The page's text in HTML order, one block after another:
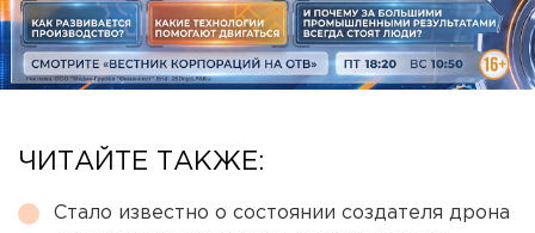
ЧИТАЙТЕ ТАКЖЕ:
Стало известно о состоянии создателя дрона